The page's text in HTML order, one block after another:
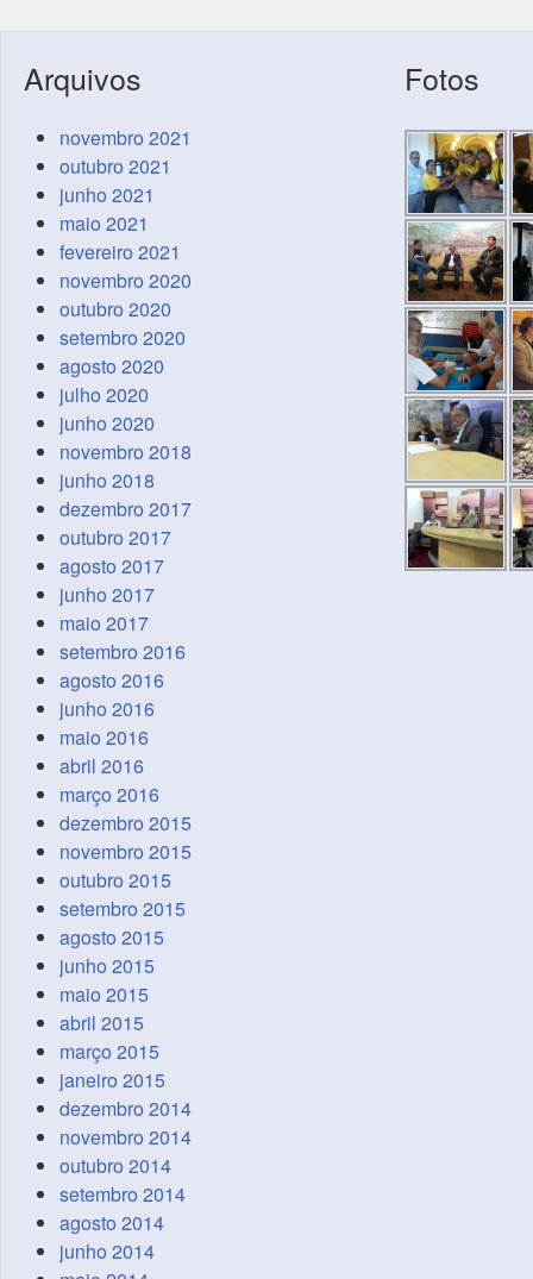
Arquivos
novembro 2021
outubro 2021
junho 2021
maio 2021
fevereiro 2021
novembro 2020
outubro 2020
setembro 2020
agosto 2020
julho 2020
junho 2020
novembro 2018
junho 2018
dezembro 2017
outubro 2017
agosto 2017
junho 2017
maio 2017
setembro 2016
agosto 2016
junho 2016
maio 2016
abril 2016
março 2016
dezembro 2015
novembro 2015
outubro 2015
setembro 2015
agosto 2015
junho 2015
maio 2015
abril 2015
março 2015
janeiro 2015
dezembro 2014
novembro 2014
outubro 2014
setembro 2014
agosto 2014
junho 2014
Fotos